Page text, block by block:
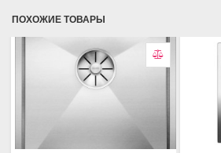
ПОХОЖИЕ ТОВАРЫ